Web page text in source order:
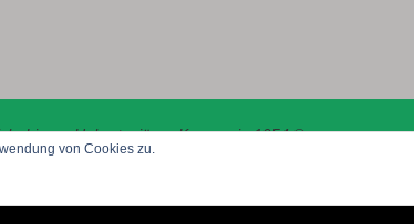
von Cookies zu.
Linner Hubertusjäger Kompanie 1954 ©